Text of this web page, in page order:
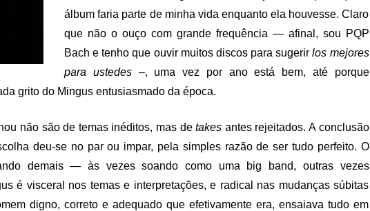
álbum faria parte de minha vida enquanto ela houvesse. Claro
que não o ouço com grande frequência — afinal, sou PQP
Bach e tenho que ouvir muitos discos para sugerirlos mejores
para
ustedes–, uma vez por ano está bem, até porque
grito do Mingus entusiasmado da época.
não são de temas inéditos, mas detakes antes rejeitados. A conclusão
deu-se no par ou impar, pela simples razão de ser tudo perfeito. O
demais — às vezes soando como uma big band, outras vezes
é visceral nos temas e interpretações, e radical nas mudanças súbitas
digno, correto e adequado que efetivamente era, ensaiava tudo em